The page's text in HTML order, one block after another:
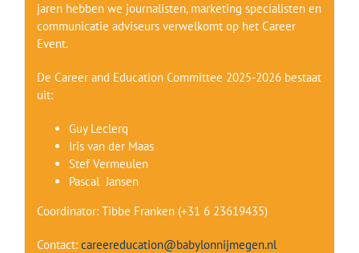
jaren hebben we journalisten, marketing specialisten en
communicatie adviseurs verwelkomt op het Career
Event.
De Career and Education Committee 2025-2026 bestaat
uit:
Guy Leclerq
Iris van der Maas
Stef Vermeulen
Pascal Jansen
Coordinator: Tibbe Franken (+31 6 23619435)
Contact: careereducation@babylonnijmegen.nl